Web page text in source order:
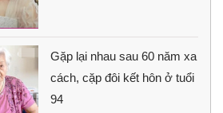
Gặp lại nhau sau 60 năm xa
cách, cặp đôi kết hôn ở tuổi
94